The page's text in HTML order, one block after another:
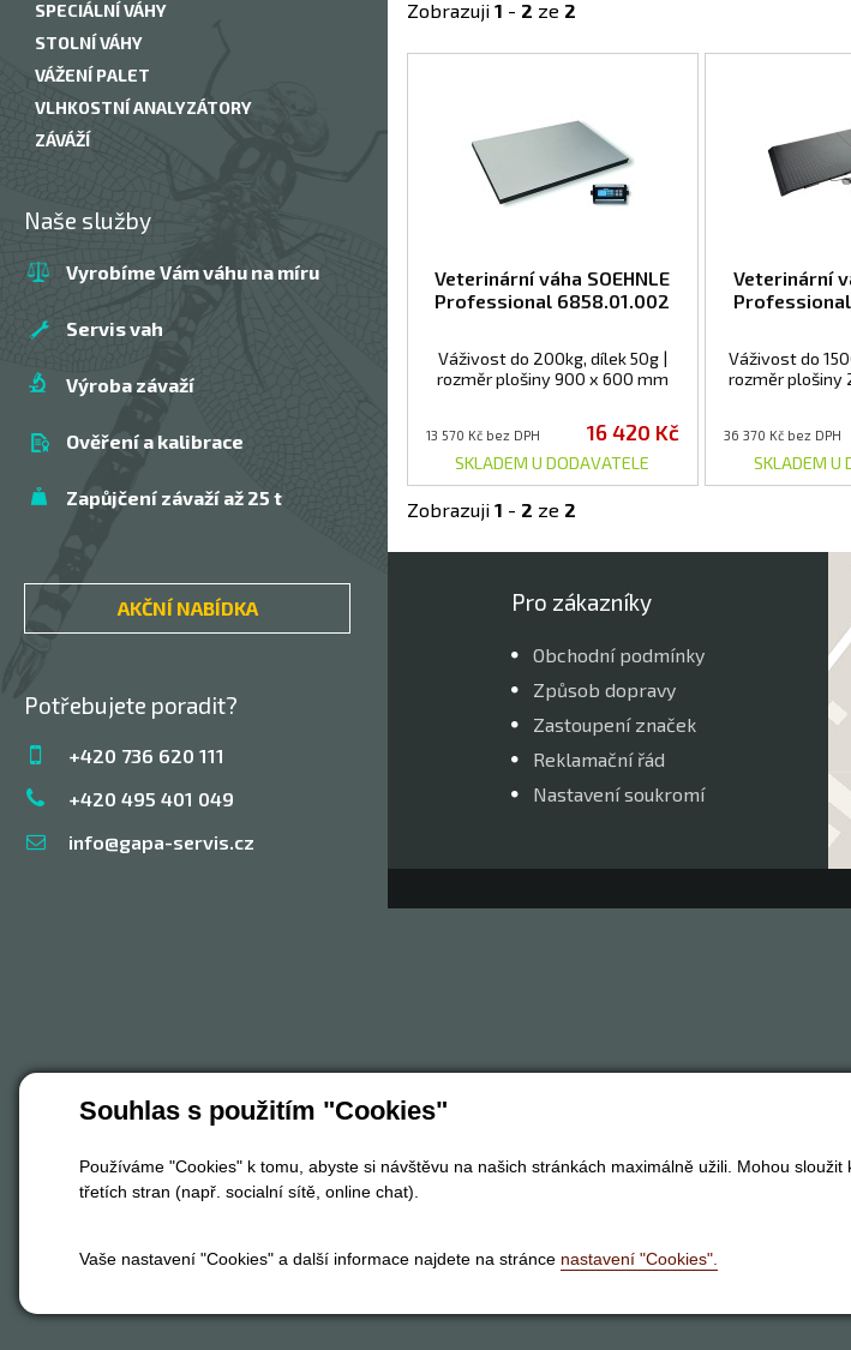
Souhlas s použitím "Cookies"
Používáme "Cookies" k tomu, abyste si návštěvu na našich stránkách maximálně užili. Mohou
třetích stran (např. socialní sítě, online chat).
Vaše nastavení "Cookies" a další informace najdete na stránce nastavení "Cookies".
SPECIÁLNÍ VÁHY
STOLNÍ VÁHY
VÁŽENÍ PALET
VLHKOSTNÍ ANALYZÁTORY
ZÁVÁŽÍ
Naše služby
Vyrobíme Vám váhu na míru
Servis vah
Výroba závaží
Ověření a kalibrace
Zapůjčení závaží až 25 t
AKČNÍ NABÍDKA
Potřebujete poradit?
+420 736 620 111
+420 495 401 049
info@gapa-servis.cz
Zobrazuji 1 - 2 ze 2
Veterinární váha SOEHNLE
Professional 6858.01.002
Váživost do 200kg, dílek 50g |
rozměr plošiny 900 x 600 mm
13 570 Kč bez DPH 16 420 Kč
SKLADEM U DODAVATELE
Veterinární
Váživost do
rozměr plošiny
36 370 Kč bez DPH
SKLADEM U
Zobrazuji 1 - 2 ze 2
Pro zákazníky
Obchodní podmínky
Způsob dopravy
Zastoupení značek
Reklamační řád
Nastavení soukromí